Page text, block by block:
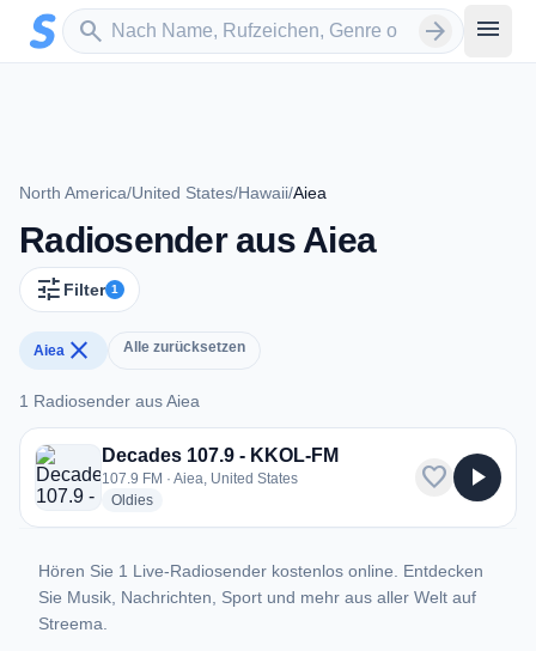
Zum Hauptinhalt springen
search
Sender suchen arrow_forward menu
North America/United States/Hawaii/Aiea
Radiosender aus Aiea
tune Filter 1
Aiea close Alle zurücksetzen
1 Radiosender aus Aiea
1 Radiosender aus Aiea
Decades 107.9 - KKOL-FM
107.9 FM · Aiea, United States
Oldiesradio stations
favorite play_arrow
Hören Sie 1 Live-Radiosender kostenlos online. Entdecken
Sie Musik, Nachrichten, Sport und mehr aus aller Welt auf
Streema.